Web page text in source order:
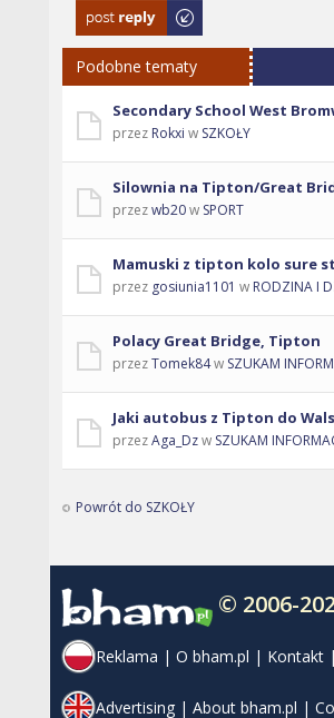
Odpowiedz
Podobne tematy
Secondary School West
przez Rokxi w SZKOŁY
Silownia na Tipton/Great
przezwb20w SPORT
Mamuski z tipton kolo sure
przez gosiunia1101 w RODZINA I
Polacy Great Bridge, Tipton
przezTomek84w SZUKAM
Jaki autobus z Tipton do
przezAga_Dzw SZUKAM
Powrót do SZKOŁY
© 2006-
Reklama | O bham.pl | Kontakt |
Advertising | About bham.pl |